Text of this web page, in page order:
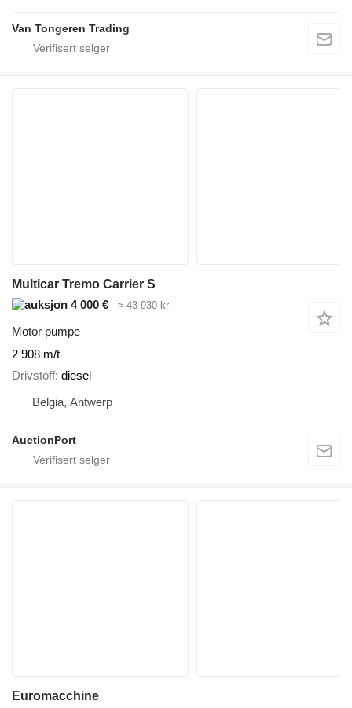
Van Tongeren Trading
Multicar Tremo Carrier S
4 000 €
≈ 43 930 kr
Motor pumpe
2 908 m/t
Drivstoff diesel
Belgia, Antwerp
AuctionPort
Euromacchine